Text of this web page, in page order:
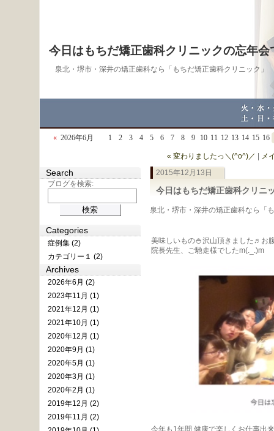
今日はもちだ矯正歯科クリニックの忘年
泉北・堺市・深井の矯正歯科なら「もちだ矯正歯科クリニック」
« 2026年6月 1 2 3 4 5 6 7 8 9 10 11 12 13 14 15 16
« 変わりましたっ＼(^o^)／
メ
2015年12月13日
今日はもちだ矯正歯科クリニ
泉北・堺市・深井の矯正歯科なら「
美味しいもの🍚沢山頂きました♬お
院長先生、ご馳走様でしたm(._.)m
今年も1年間 健康で楽しくお仕事
Search
ブログを検索:
Categories
症例集 (2)
カテゴリー１ (2)
Archives
2026年6月 (2)
2023年11月 (1)
2021年12月 (1)
2021年10月 (1)
2020年12月 (1)
2020年9月 (1)
2020年5月 (1)
2020年3月 (1)
2020年2月 (1)
2019年12月 (2)
2019年11月 (2)